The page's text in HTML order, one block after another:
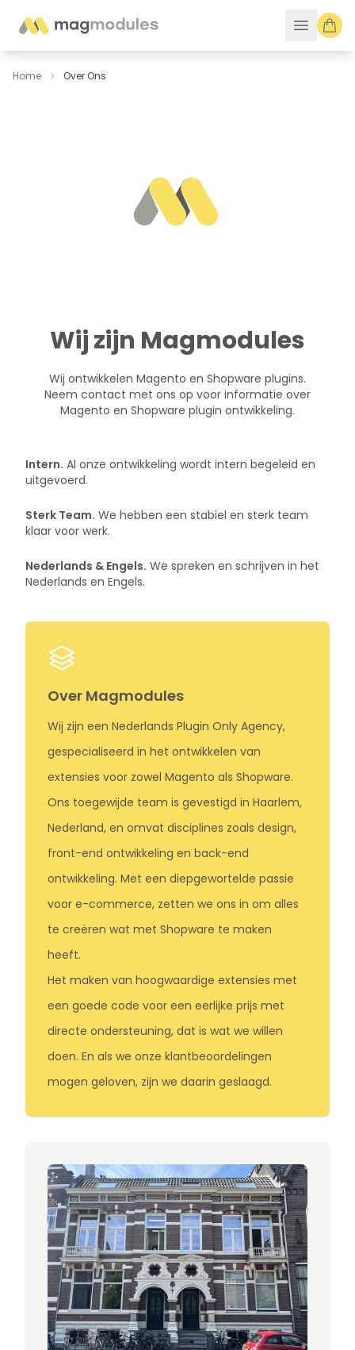
Home Over Ons
Wij zijn Magmodules
Wij ontwikkelen Magento en Shopware plugins.
Neem contact met ons op voor informatie over
Magento en Shopware plugin ontwikkeling.
Intern. Al onze ontwikkeling wordt intern begeleid en
uitgevoerd.
Sterk Team. We hebben een stabiel en sterk team
klaar voor werk.
Nederlands & Engels. We spreken en schrijven in het
Nederlands en Engels.
Over Magmodules
Wij zijn een Nederlands Plugin Only Agency,
gespecialiseerd in het ontwikkelen van
extensies voor zowel Magento als Shopware.
Ons toegewijde team is gevestigd in Haarlem,
Nederland, en omvat disciplines zoals design,
front-end ontwikkeling en back-end
ontwikkeling. Met een diepgewortelde passie
voor e-commerce, zetten we ons in om alles
te creëren wat met Shopware te maken
heeft.
Het maken van hoogwaardige extensies met
een goede code voor een eerlijke prijs met
directe ondersteuning, dat is wat we willen
doen. En als we onze klantbeoordelingen
mogen geloven, zijn we daarin geslaagd.